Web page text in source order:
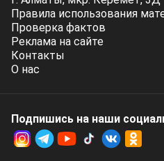
Правила использования
Проверка фактов
Реклама на сайте
Контакты
О нас
Подпишись на наши